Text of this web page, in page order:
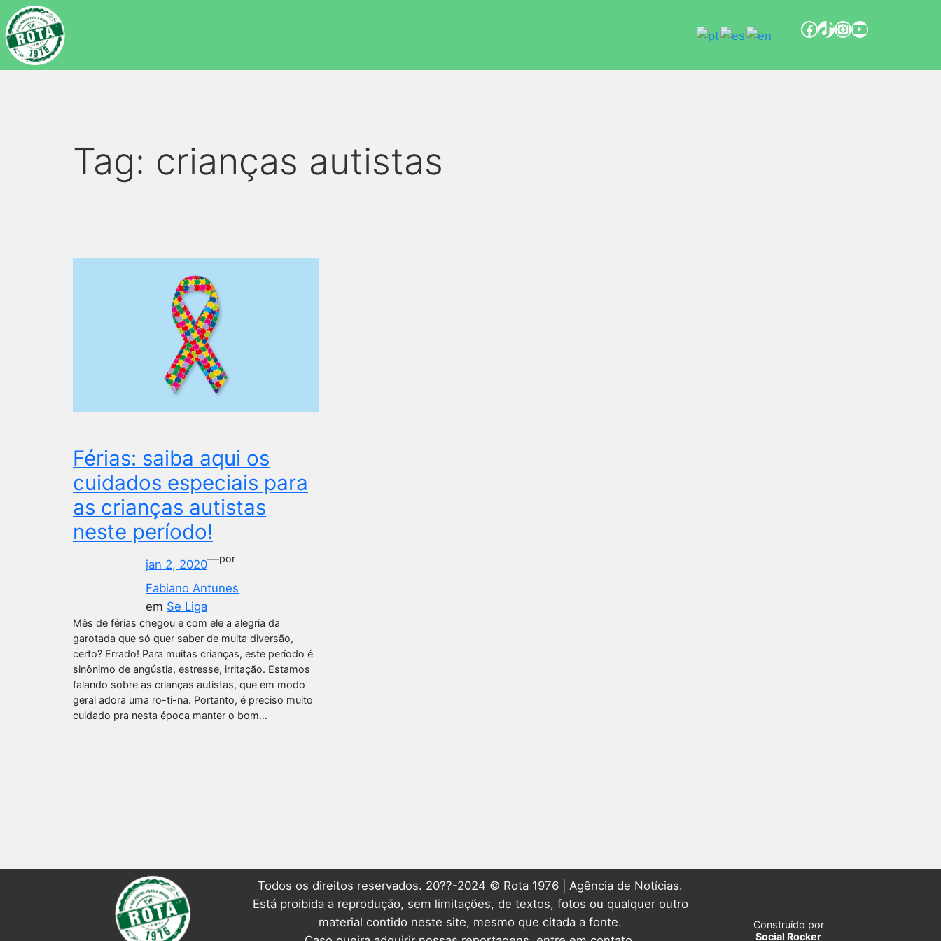
Tag: crianças autistas
Férias: saiba aqui os
cuidados especiais para
as crianças autistas
neste período!
jan 2, 2020—por
Fabiano Antunes
em Se Liga
Mês de férias chegou e com ele a alegria da
garotada que só quer saber de muita diversão,
certo? Errado! Para muitas crianças, este período é
sinônimo de angústia, estresse, irritação. Estamos
falando sobre as crianças autistas, que em modo
geral adora uma ro-ti-na. Portanto, é preciso muito
cuidado pra nesta época manter o bom…
Todos os direitos reservados. 20??-2024 © Rota 1976 | Agência de Notícias.
Está proibida a reprodução, sem limitações, de textos, fotos ou qualquer outro
material contido neste site, mesmo que citada a fonte.
Construído por
Social Rocker